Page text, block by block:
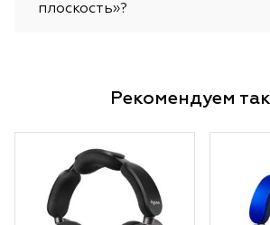
плоскость»?
Рекомендуем